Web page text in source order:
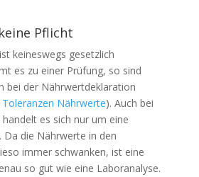
Pflicht
keineswegs gesetzlich
es zu einer Prüfung, so sind
bei der Nährwertdeklaration
Toleranzen Nährwerte). Auch bei
es sich nur um eine
die Nährwerte in den
immer schwanken, ist eine
so gut wie eine Laboranalyse.